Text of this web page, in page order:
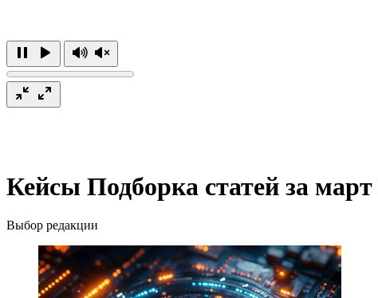
Кейсы Подборка статей за март
Выбор редакции